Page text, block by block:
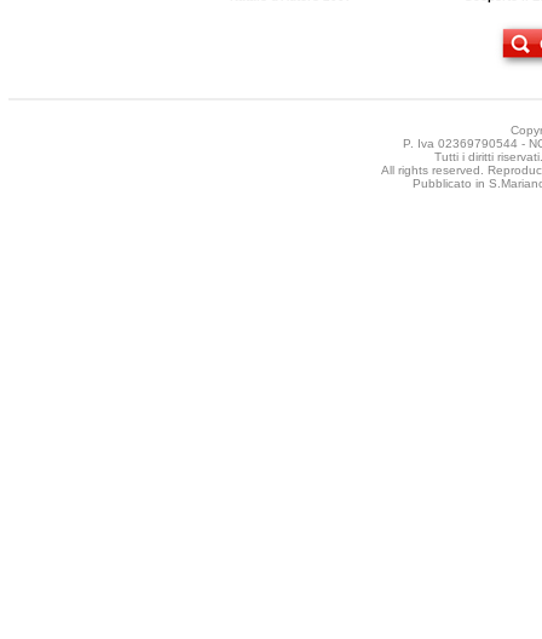
P. Iva 02369790544 -
Tutti i diritti
All rights reserved.
Pubblicato in